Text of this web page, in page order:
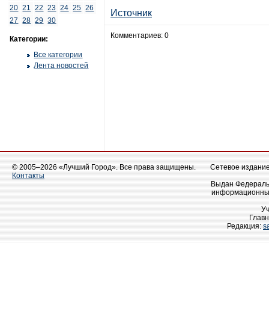
20 21 22 23 24 25 26
27
28 29 30
Категории:
Все категории
Лента новостей
Источник
Комментариев: 0
© 2005–2026 «Лучший Город». Все права защищены.
Контакты
Сетевое
Выдан
Редакция: